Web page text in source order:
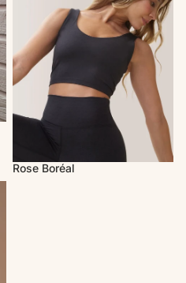
Rose Boréal